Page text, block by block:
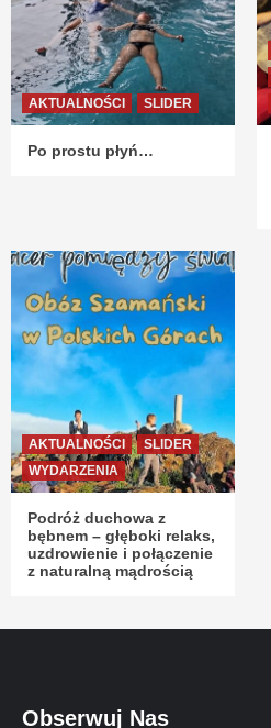
AKTUALNOŚCI SLIDER
Po prostu płyń…
AKTUALNOŚCI
SLIDER
WYDARZENIA
Podróż duchowa z
bębnem – głęboki relaks,
uzdrowienie i połączenie
z naturalną mądrością
Obserwuj Nas